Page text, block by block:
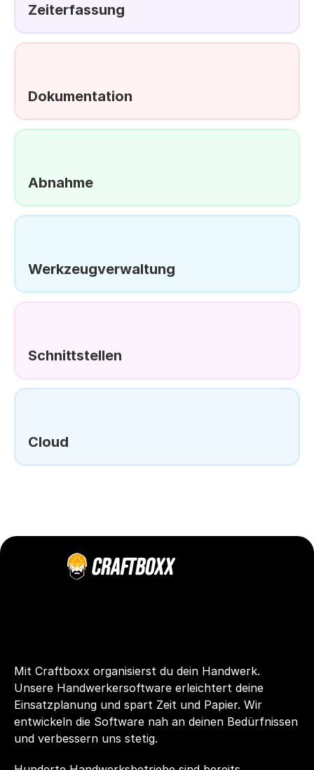
Zeiterfassung
Dokumentation
Abnahme
Werkzeugverwaltung
Schnittstellen
Cloud
Mit Craftboxx organisierst du dein Handwerk.
Unsere Handwerkersoftware erleichtert deine
Einsatzplanung und spart Zeit und Papier. Wir
entwickeln die Software nah an deinen Bedürfnissen
und verbessern uns stetig.